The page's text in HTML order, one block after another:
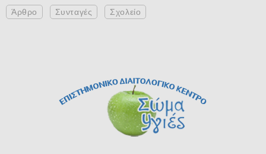
Άρθρο Συνταγές Σχολείο